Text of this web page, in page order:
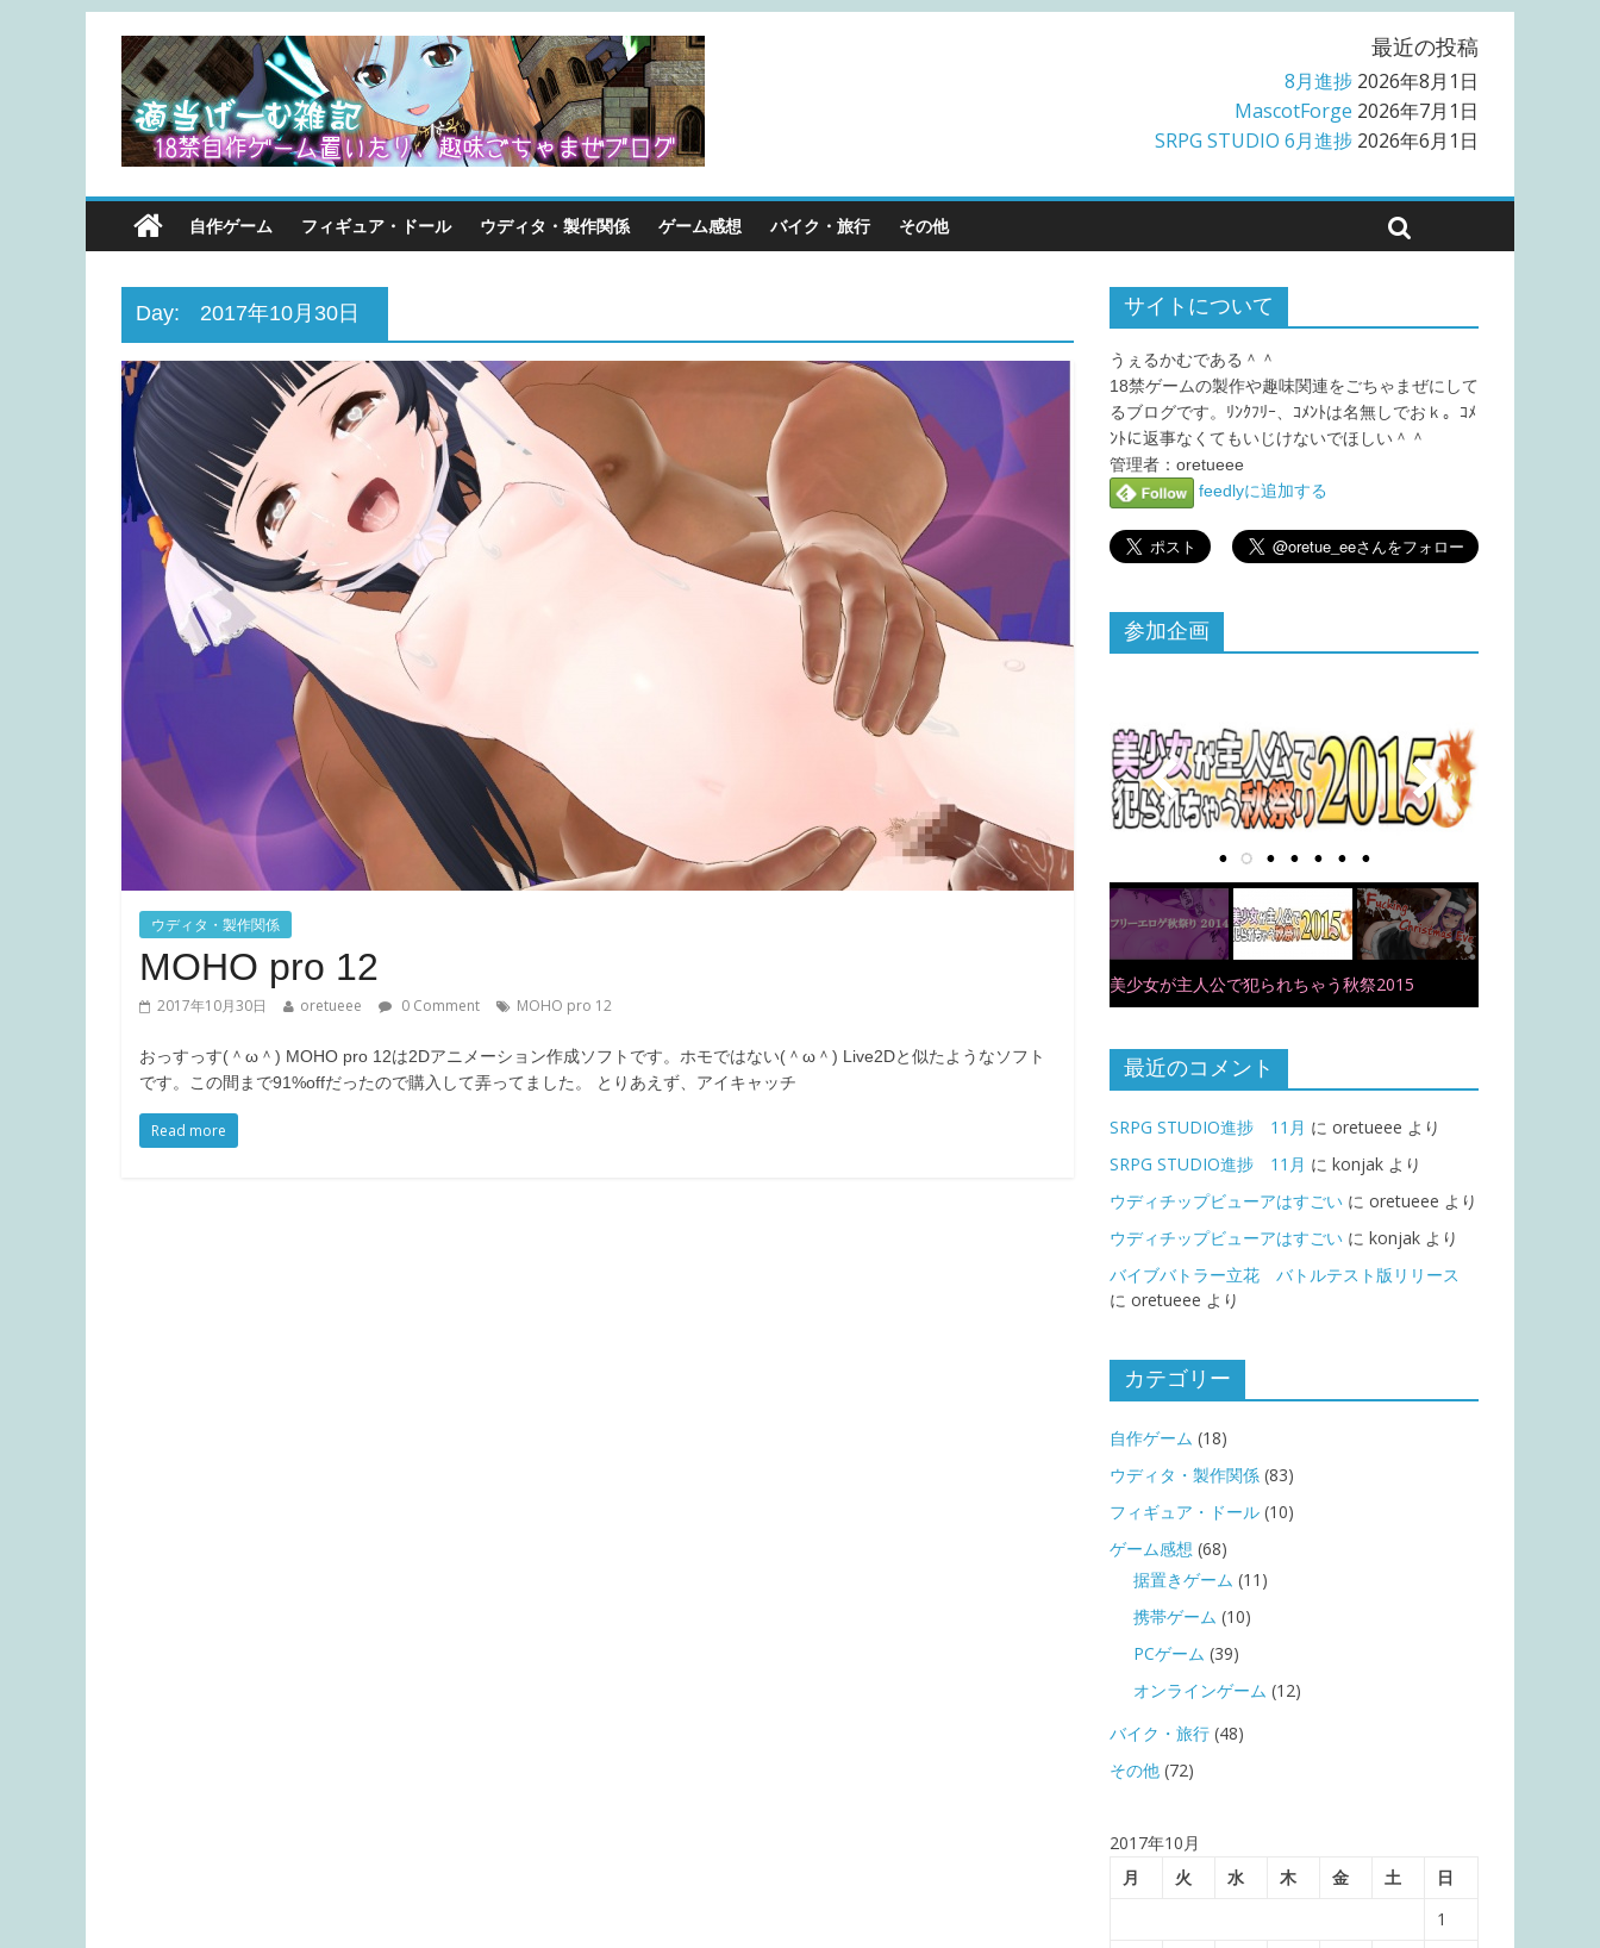
最近の投稿
8月進捗 2026年8月1日
MascotForge 2026年7月1日
SRPG STUDIO 6月進捗 2026年6月1日
自作ゲーム フィギュア・ドール ウディタ・製作関係 ゲーム感想 バイク・旅行 その他
Day: 2017年10月30日
ウディタ・製作関係
MOHO pro 12
2017年10月30日 oretueee 0 Comment MOHO pro 12
おっすっす(＾ω＾) MOHO pro 12は2Dアニメーション作成ソフトです。ホモではない(＾ω＾) Live2Dと似たようなソフト
です。この間まで91%offだったので購入して弄ってました。 とりあえず、アイキャッチ
Read more
サイトについて
うぇるかむである＾＾
18禁ゲームの製作や趣味関連をごちゃまぜにして
るブログです。ﾘﾝｸﾌﾘｰ、ｺﾒﾝﾄは名無しでおｋ。ｺﾒ
ﾝﾄに返事なくてもいじけないでほしい＾＾
管理者：oretueee
feedlyに追加する
参加企画
美少女が主人公で犯られちゃう秋祭2015
最近のコメント
SRPG STUDIO進捗 11月 に oretueee より
SRPG STUDIO進捗 11月 に konjak より
ウディチップビューアはすごい に oretueee より
ウディチップビューアはすごい に konjak より
バイブバトラー立花 バトルテスト版リリース
に oretueee より
カテゴリー
自作ゲーム (18)
ウディタ・製作関係 (83)
フィギュア・ドール (10)
ゲーム感想 (68)
据置きゲーム (11)
携帯ゲーム (10)
PCゲーム (39)
オンラインゲーム (12)
バイク・旅行 (48)
その他 (72)
2017年10月
月
火 水 木 金 土
日
1